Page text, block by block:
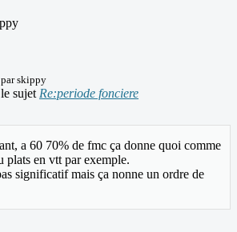
parskippy
sujet Re:periode fonciere
a 60 70% de fmc ça donne quoi comme
plats en vtt par exemple.
significatif mais ça nonne un ordre de